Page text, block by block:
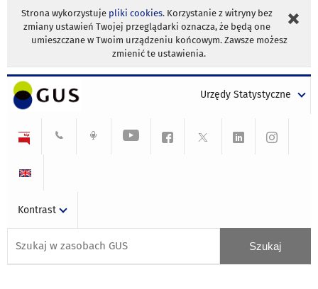
Strona wykorzystuje pliki cookies. Korzystanie z witryny bez
zmiany ustawień Twojej przeglądarki oznacza, że będą one
umieszczane w Twoim urządzeniu końcowym. Zawsze możesz
zmienić te ustawienia.
Urzędy Statystyczne
Kontrast